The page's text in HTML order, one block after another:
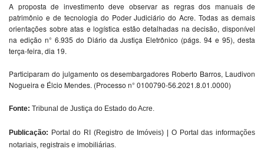
A proposta de investimento deve observar as regras dos manuais de
patrimônio e de tecnologia do Poder Judiciário do Acre. Todas as demais
orientações sobre atas e logística estão detalhadas na decisão, disponível
na edição n° 6.935 do Diário da Justiça Eletrônico (págs. 94 e 95), desta
terça-feira, dia 19.
Participaram do julgamento os desembargadores Roberto Barros, Laudivon
Nogueira e Élcio Mendes. (Processo n° 0100790-56.2021.8.01.0000)
Fonte: Tribunal de Justiça do Estado do Acre
Publicação: Portal do RI (Registro de Imóveis) | O Portal das informações
notariais, registrais e imobiliárias.